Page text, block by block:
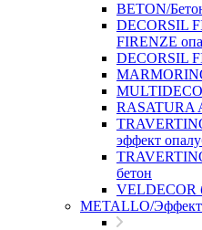
BETON/
DECORSIL
FIRENZE
DECORSIL
RASATURA
эффект
бетон
VELDECOR
METALLO/Эффект